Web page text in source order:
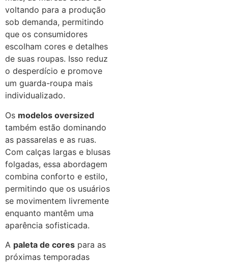
voltando para a produção
sob demanda, permitindo
que os consumidores
escolham cores e detalhes
de suas roupas. Isso reduz
o desperdício e promove
um guarda-roupa mais
individualizado.
Os modelos oversized
também estão dominando
as passarelas e as ruas.
Com calças largas e blusas
folgadas, essa abordagem
combina conforto e estilo,
permitindo que os usuários
se movimentem livremente
enquanto mantêm uma
aparência sofisticada.
A paleta de cores para as
próximas temporadas